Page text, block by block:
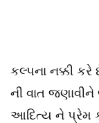
કલ્પના નક્કી
ની વાત
આદિત્ય ને પ્રેમ